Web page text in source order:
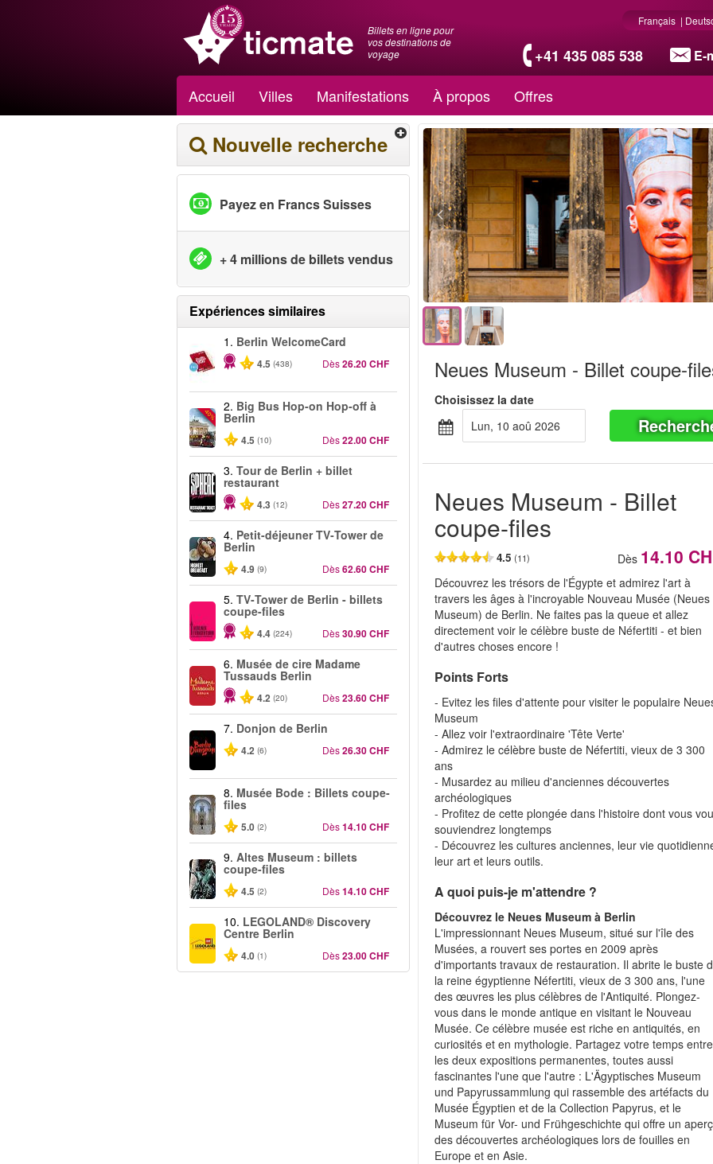
Billets en ligne pour
vos destinations de
voyage
+41 435 085 538 E-
Français |
Accueil Villes Manifestations À propos Offres
Nouvelle recherche
Payez en Francs Suisses
+ 4 millions de billets vendus
Expériences similaires
1. Berlin WelcomeCard
4.5 (438) Dès26.20 CHF
-40%
2. Big Bus Hop-on Hop-off à
Berlin
4.5 (10) Dès22.00 CHF
3. Tour de Berlin + billet
restaurant
4.3 (12) Dès27.20 CHF
4. Petit-déjeuner TV‑Tower de
Berlin
4.9 (9) Dès62.60 CHF
5. TV‑Tower de Berlin - billets
coupe-files
4.4 (224) Dès30.90 CHF
6. Musée de cire Madame
Tussauds Berlin
4.2 (20) Dès23.60 CHF
7. Donjon de Berlin
4.2 (6) Dès26.30 CHF
8. Musée Bode : Billets coupe-
files
5.0 (2) Dès14.10 CHF
9. Altes Museum : billets
coupe-files
4.5 (2) Dès14.10 CHF
10. LEGOLAND® Discovery
Centre Berlin
4.0 (1) Dès23.00 CHF
Neues Museum - Billet coupe-
Choisissez la date
lun, 10 aoû 2026
Neues Museum - Billet
coupe-files
4.5(11) Dès 14.10
Découvrez les trésors de l'Égypte et admirez l'art à
travers les âges à l'incroyable Nouveau Musée (Neues
Museum) de Berlin. Ne faites pas la queue et allez
directement voir le célèbre buste de Néfertiti - et bien
d'autres choses encore !
Points Forts
- Evitez les files d'attente pour visiter le populaire
Museum
- Allez voir l'extraordinaire 'Tête Verte'
- Admirez le célèbre buste de Néfertiti, vieux de 3 300
ans
- Musardez au milieu d'anciennes découvertes
archéologiques
- Profitez de cette plongée dans l'histoire dont vous
souviendrez longtemps
- Découvrez les cultures anciennes, leur vie
leur art et leurs outils.
A quoi puis-je m'attendre ?
Découvrez le Neues Museum à Berlin
L'impressionnant Neues Museum, situé sur l'île des
Musées, a rouvert ses portes en 2009 après
d'importants travaux de restauration. Il abrite le buste
la reine égyptienne Néfertiti, vieux de 3 300 ans, l'une
des œuvres les plus célèbres de l'Antiquité. Plongez-
vous dans le monde antique en visitant le Nouveau
Musée. Ce célèbre musée est riche en antiquités, en
curiosités et en mythologie. Partagez votre temps entre
les deux expositions permanentes, toutes aussi
fascinantes l'une que l'autre : L'Ägyptisches Museum
und Papyrussammlung qui rassemble des artéfacts du
Musée Égyptien et de la Collection Papyrus, et le
Museum für Vor- und Frühgeschichte qui offre un
des découvertes archéologiques lors de fouilles en
Europe et en Asie.